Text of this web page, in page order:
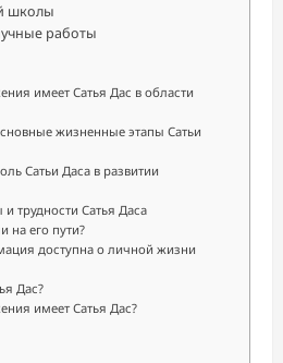
школы
работы
имеет Сатья Дас в области
жизненные этапы Сатьи
Сатьи Даса в развитии
трудности Сатья Даса
на его пути?
доступна о личной жизни
Дас?
имеет Сатья Дас?